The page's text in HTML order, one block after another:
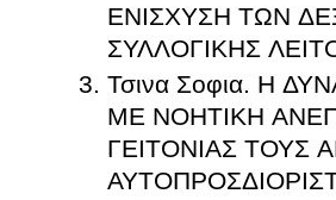
ΕΝΙΣΧΥΣΗ ΤΩΝ
ΣΥΛΛΟΓΙΚΗΣ
Τσινα Σοφια. Η
ΜΕ ΝΟΗΤΙΚΗ
ΓΕΙΤΟΝΙΑΣ ΤΟΥΣ